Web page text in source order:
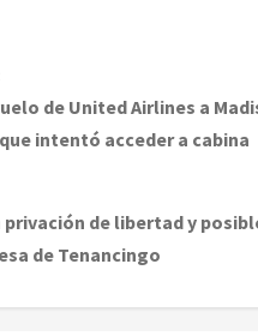
de United Airlines a
intentó acceder a cabina
privación de libertad y
de Tenancingo